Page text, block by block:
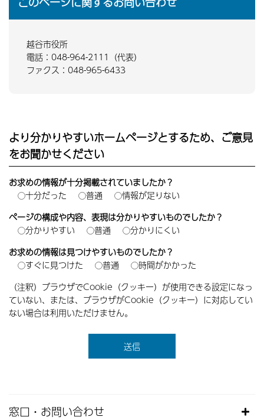
越谷市役所
電話：048-964-2111（代表）
ファクス：048-965-6433
より分かりやすいホームページとするため、ご意見
をお聞かせください
お求めの情報が十分掲載されていましたか？
十分だった
普通
情報が足りない
ページの構成や内容、表現は分かりやすいものでしたか？
分かりやすい
普通
分かりにくい
お求めの情報は見つけやすいものでしたか？
すぐに見つけた
普通
時間がかかった
（注釈）ブラウザでCookie（クッキー）が使用できる設定になっ
ていない、または、ブラウザがCookie（クッキー）に対応してい
ない場合は利用いただけません。
窓口・お問い合わせ